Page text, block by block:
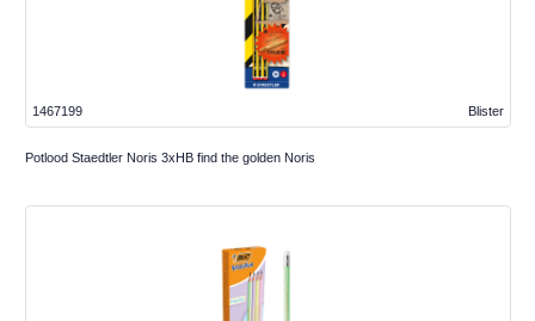
Blister
1467199
Potlood Staedtler Noris 3xHB find the golden Noris